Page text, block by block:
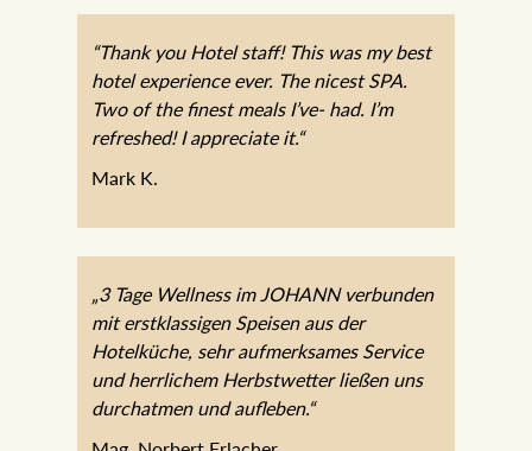
“Thank you Hotel staff! This was my best
hotel experience ever. The nicest SPA.
Two of the finest meals I’ve- had. I’m
refreshed! I appreciate it.“
Mark K.
„3 Tage Wellness im JOHANN
verbunden mit erstklassigen Speisen aus
der Hotelküche, sehr aufmerksames